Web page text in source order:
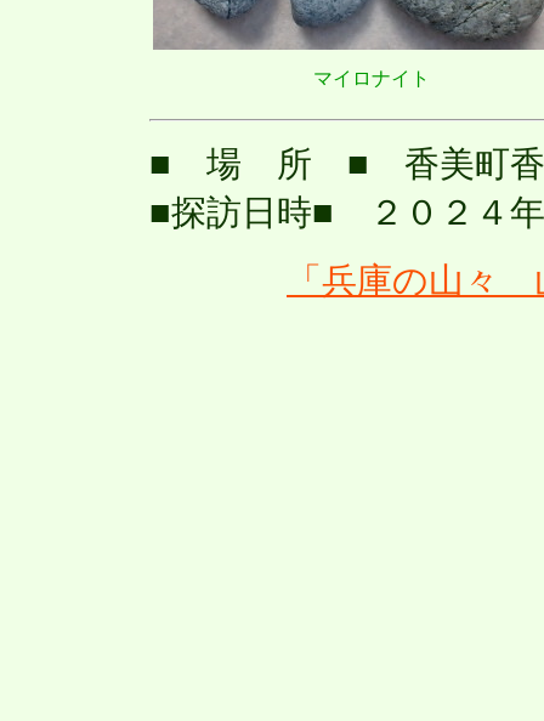
マイロナイト
■ 場 所 ■ 香美町香
■探訪日時■ ２０２４
「兵庫の山々